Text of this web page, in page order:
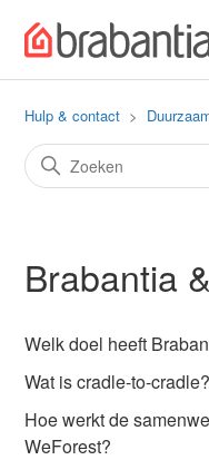
Hulp & contact
Brabantia
Welk doel heeft
Wat is cradle-to-cradle?
Hoe werkt de
WeForest?